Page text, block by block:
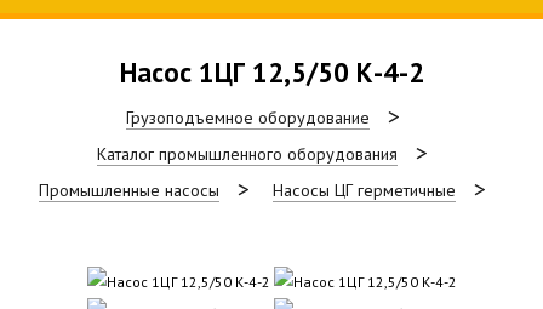
Насос 1ЦГ 12,5/50 К-4-2
Грузоподъемное оборудование
Каталог промышленного оборудования
Промышленные насосы
Насосы ЦГ герметичные